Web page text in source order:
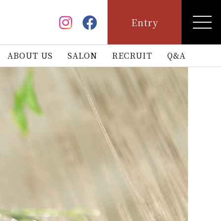
Entry
ABOUT US SALON RECRUIT Q&A